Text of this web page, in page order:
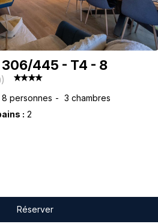
306/445 - T4 - 8
)
8 personnes
3 chambres
: 2
Réserver